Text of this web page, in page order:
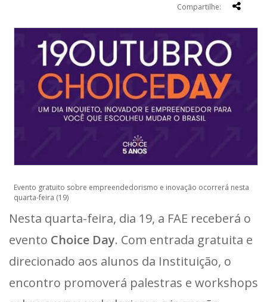
Compartilhe:
Evento gratuito sobre empreendedorismo e inovação ocorrerá nesta
quarta-feira (19)
Nesta quarta-feira, dia 19, a FAE receberá o
evento Choice Day. Com entrada gratuita e
direcionado aos alunos da Instituição, o
encontro promoverá palestras e workshops